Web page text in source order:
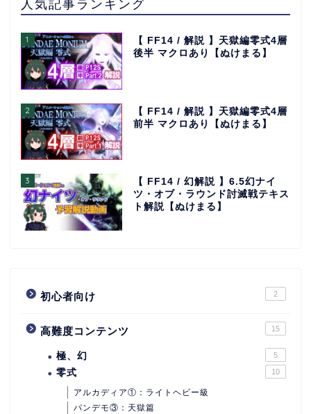
人気記事ランキング
1
【 FF14 / 解説 】天獄編零式4層
後半 マクロあり【ぬけまる】
2
【 FF14 / 解説 】天獄編零式4層
前半 マクロあり【ぬけまる】
3
【 FF14 / 幻解説 】6.5幻ナイ
ツ・オブ・ラウンド討滅戦テキス
ト解説【ぬけまる】
初心者向け 2
高難度コンテンツ 15
極、幻 5
零式 10
アルカディア①：ライトヘビー級
パンデモ③：天獄篇